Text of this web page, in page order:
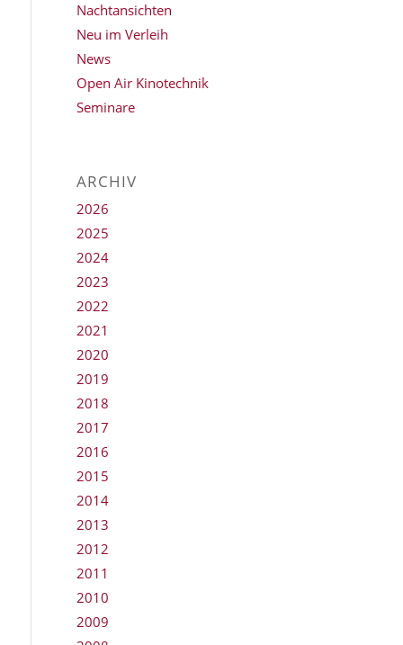
Nachtansichten
Neu im Verleih
News
Open Air Kinotechnik
Seminare
ARCHIV
2026
2025
2024
2023
2022
2021
2020
2019
2018
2017
2016
2015
2014
2013
2012
2011
2010
2009